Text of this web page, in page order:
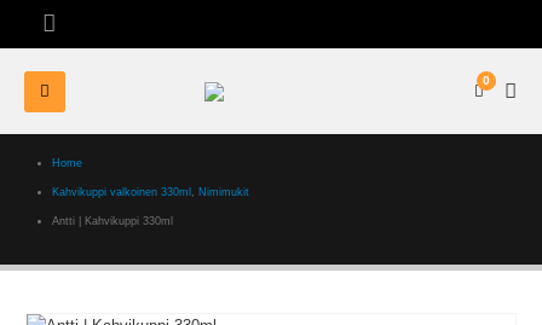
0
Home
Kahvikuppi valkoinen 330ml , Nimimukit
Antti | Kahvikuppi 330ml